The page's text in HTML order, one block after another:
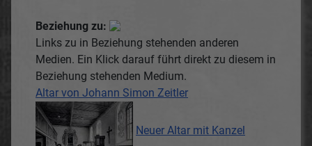
Beziehung zu:
Links zu in Beziehung stehenden anderen
Medien. Ein Klick darauf führt direkt zu diesem in
Beziehung stehenden Medium.
Altar von Johann Simon Zeitler
Neuer Altar mit Kanzel